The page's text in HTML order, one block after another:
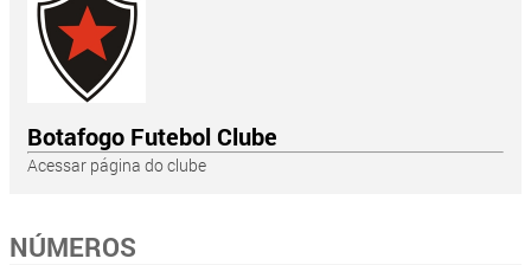
Botafogo Futebol Clube
Acessar página do clube
NÚMEROS